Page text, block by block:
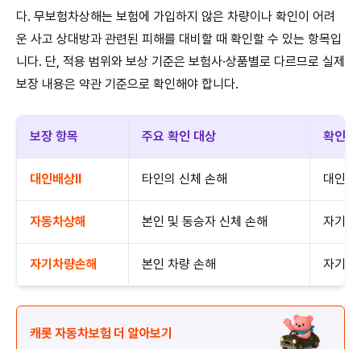
다. 무보험차상해는 보험에 가입하지 않은 차량이나 확인이 어려
운 사고 상대방과 관련된 피해를 대비할 때 확인할 수 있는 항목입
니다. 단, 적용 범위와 보상 기준은 보험사·상품별로 다르므로 실제
보장 내용은 약관 기준으로 확인해야 합니다.
보장 항목 주요 확인 대상 확인
대인배상Ⅱ 타인의 신체 손해 대인배
자동차상해 본인 및 동승자 신체 손해 자기신
자기차량손해 본인 차량 손해 자기부
캐롯 자동차보험 더 알아보기